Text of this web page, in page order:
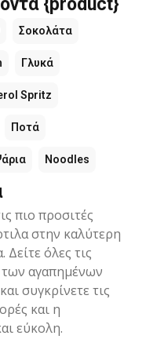
{product}
Σοκολάτα
Γλυκά
Spritz
Ποτά
Noodles
πιο προσιτές
στην καλύτερη
όλες τις
αγαπημένων
συγκρίνετε τις
και η
εύκολη.